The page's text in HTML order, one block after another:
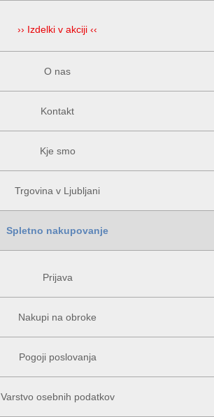
›› Izdelki v akciji ‹‹
O nas
Kontakt
Kje smo
Trgovina v Ljubljani
Spletno nakupovanje
Prijava
Nakupi na obroke
Pogoji poslovanja
Varstvo osebnih podatkov